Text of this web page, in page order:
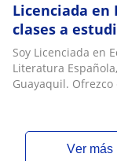
Licenciada
clases a
Bachillerato
Soy Licenciada en
Literatura
Guayaquil.
ver más